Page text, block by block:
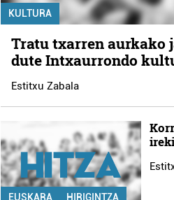
KULTURA
Tratu txarren aurkako
dute Intxaurrondo
Estitxu Zabala
EUSKARA HIRIGINTZA